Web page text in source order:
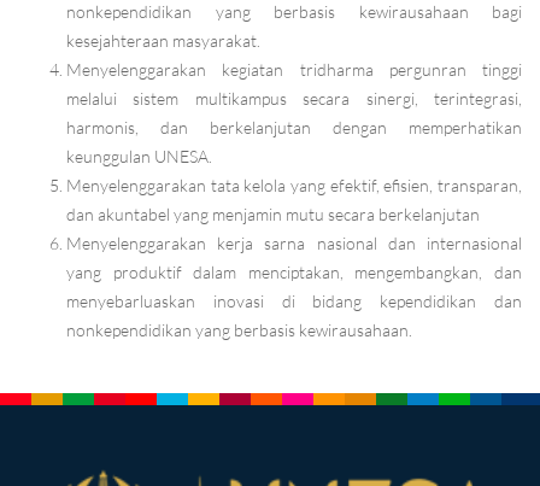
nonkependidikan yang berbasis kewirausahaan bagi
kesejahteraan masyarakat.
Menyelenggarakan kegiatan tridharma pergunran tinggi
melalui sistem multikampus secara sinergi, terintegrasi,
harmonis, dan berkelanjutan dengan memperhatikan
keunggulan UNESA.
Menyelenggarakan tata kelola yang efektif, efisien, transparan,
dan akuntabel yang menjamin mutu secara berkelanjutan
Menyelenggarakan kerja sarna nasional dan internasional
yang produktif dalam menciptakan, mengembangkan, dan
menyebarluaskan inovasi di bidang kependidikan dan
nonkependidikan yang berbasis kewirausahaan.